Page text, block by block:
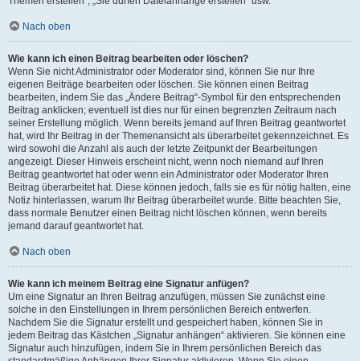
Nach oben
Wie kann ich einen Beitrag bearbeiten oder löschen?
Wenn Sie nicht Administrator oder Moderator sind, können Sie nur Ihre
eigenen Beiträge bearbeiten oder löschen. Sie können einen Beitrag
bearbeiten, indem Sie das „Ändere Beitrag“-Symbol für den entsprechenden
Beitrag anklicken; eventuell ist dies nur für einen begrenzten Zeitraum nach
seiner Erstellung möglich. Wenn bereits jemand auf Ihren Beitrag geantwortet
hat, wird Ihr Beitrag in der Themenansicht als überarbeitet gekennzeichnet. Es
wird sowohl die Anzahl als auch der letzte Zeitpunkt der Bearbeitungen
angezeigt. Dieser Hinweis erscheint nicht, wenn noch niemand auf Ihren
Beitrag geantwortet hat oder wenn ein Administrator oder Moderator Ihren
Beitrag überarbeitet hat. Diese können jedoch, falls sie es für nötig halten, eine
Notiz hinterlassen, warum Ihr Beitrag überarbeitet wurde. Bitte beachten Sie,
dass normale Benutzer einen Beitrag nicht löschen können, wenn bereits
jemand darauf geantwortet hat.
Nach oben
Wie kann ich meinem Beitrag eine Signatur anfügen?
Um eine Signatur an Ihren Beitrag anzufügen, müssen Sie zunächst eine
solche in den Einstellungen in Ihrem persönlichen Bereich entwerfen.
Nachdem Sie die Signatur erstellt und gespeichert haben, können Sie in
jedem Beitrag das Kästchen „Signatur anhängen“ aktivieren. Sie können eine
Signatur auch hinzufügen, indem Sie in Ihrem persönlichen Bereich das